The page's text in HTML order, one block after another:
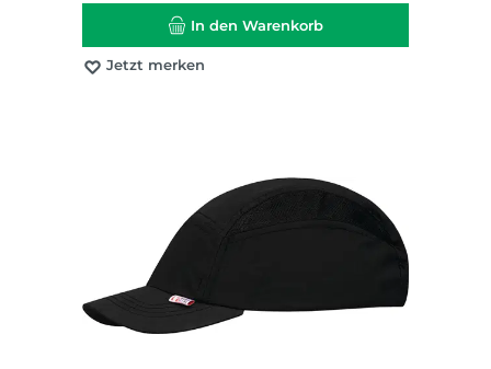
In den Warenkorb
Jetzt merken